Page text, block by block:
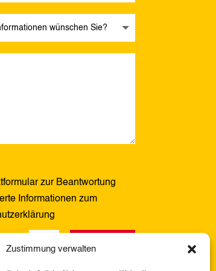
Zustimmung verwalten
zur Beantwortung
Informationen zum
3 + 6 = Senden